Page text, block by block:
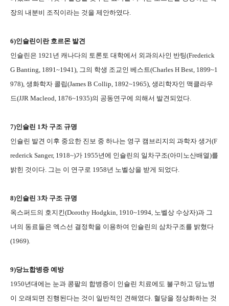
장의 내분비 조직이라는 것을 제안하였다.
6)인슐린이란 호르몬 발견
인슐린은 1921년 캐나다의 토론토 대학에서 외과의사인 반팅(Frederick
G Banting, 1891~1941), 그의 학생 조교인 베스트(Charles H Best, 1899~1
978), 생화학자 콜립(James B Collip, 1892~1965), 생리학자인 맥클라우
드(JJR Macleod, 1876~1935)의 공동연구에 의해서 발견되었다.
7)인슐린 1차 구조 규명
인슐린 발견 이후 중요한 진보 중 하나는 영구 캠브리지의 과학자 생거(F
rederick Sanger, 1918~)가 1955년에 인슐린의 일차구조(아미노산배열)를
밝힌 것이다. 그는 이 연구로 1958년 노벨상을 받게 되었다.
8)인슐린 3차 구조 규명
옥스퍼드의 호지킨(Dorothy Hodgkin, 1910~1994, 노벨상 수상자)과 그
녀의 동료들은 엑스선 결정학을 이용하여 인슐린의 삼차구조를 밝혔다
(1969).
9)당뇨합병증 예방
1950년대에는 눈과 콩팥의 합병증이 인슐린 치료에도 불구하고 당뇨병
이 오래되면 진행된다는 것이 일반적인 견해였다. 혈당을 정상화하는 것